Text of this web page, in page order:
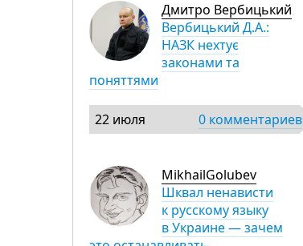
Дмитро Вербицький
Вербицький Д.А.:
НАЗК нехтує
законами та
поняттями
22 июля 0 комментариев
MikhailGolubev
Шквал ненависти
к русскому языку
в Украине — зачем